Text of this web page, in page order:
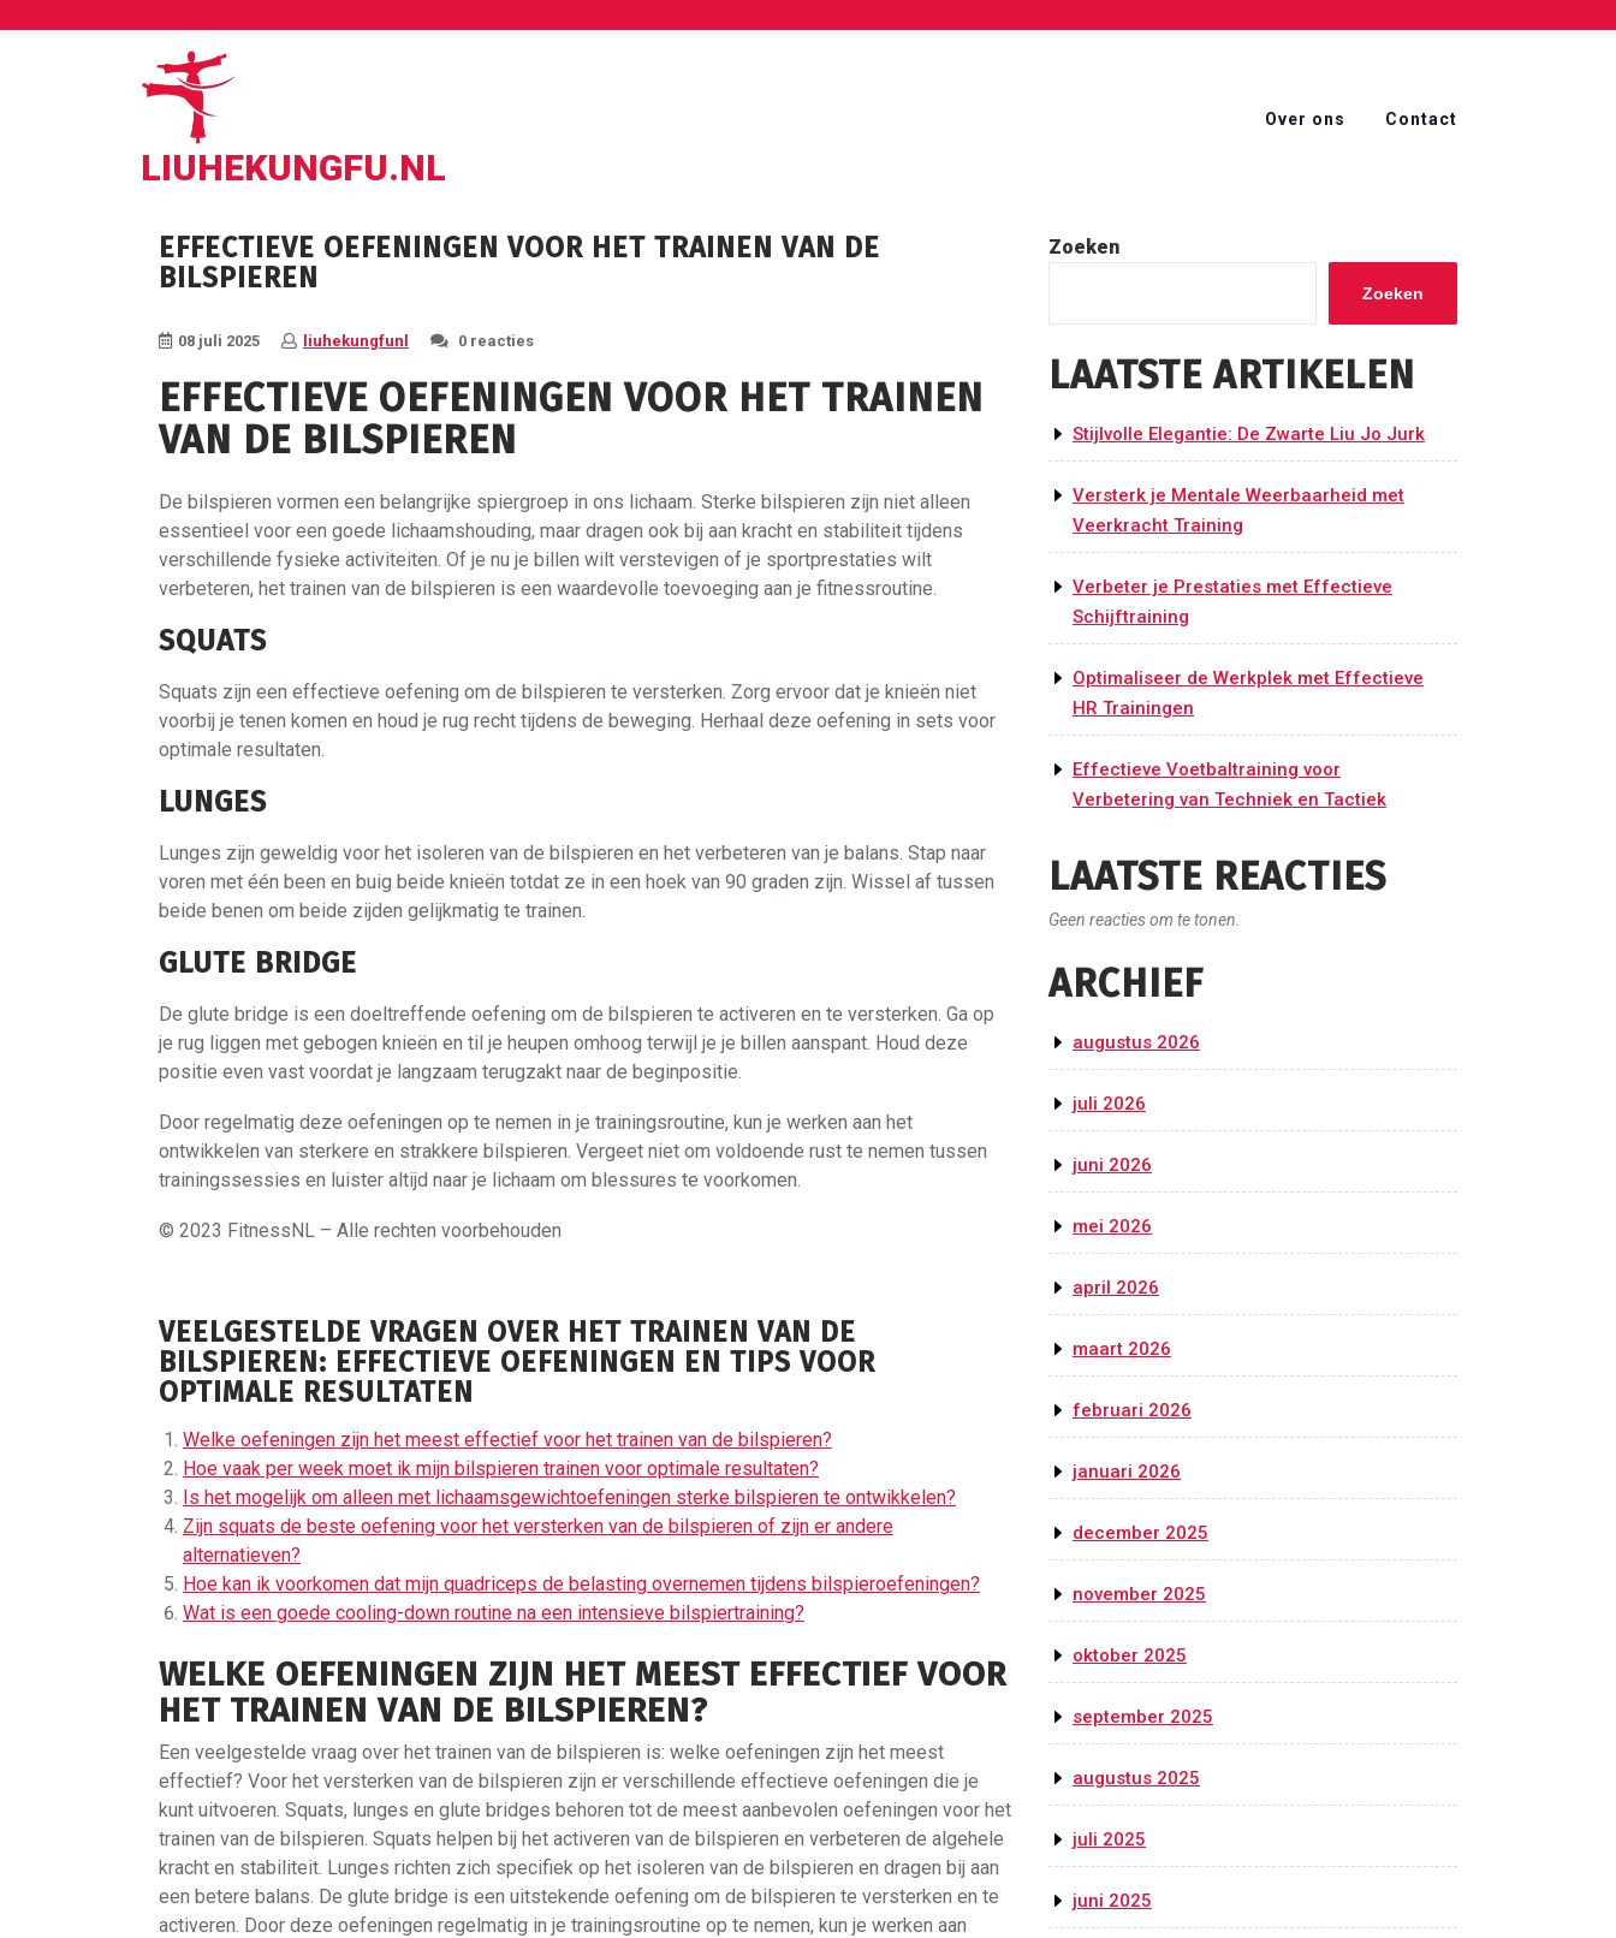
LIUHEKUNGFU.NL
Over ons Contact
EFFECTIEVE OEFENINGEN VOOR HET TRAINEN VAN DE
BILSPIEREN
08 juli 2025 liuhekungfunl 0 reacties
EFFECTIEVE OEFENINGEN VOOR HET TRAINEN
VAN DE BILSPIEREN
De bilspieren vormen een belangrijke spiergroep in ons lichaam. Sterke bilspieren zijn niet alleen
essentieel voor een goede lichaamshouding, maar dragen ook bij aan kracht en stabiliteit tijdens
verschillende fysieke activiteiten. Of je nu je billen wilt verstevigen of je sportprestaties wilt
verbeteren, het trainen van de bilspieren is een waardevolle toevoeging aan je fitnessroutine.
SQUATS
Squats zijn een effectieve oefening om de bilspieren te versterken. Zorg ervoor dat je knieën niet
voorbij je tenen komen en houd je rug recht tijdens de beweging. Herhaal deze oefening in sets voor
optimale resultaten.
LUNGES
Lunges zijn geweldig voor het isoleren van de bilspieren en het verbeteren van je balans. Stap naar
voren met één been en buig beide knieën totdat ze in een hoek van 90 graden zijn. Wissel af tussen
beide benen om beide zijden gelijkmatig te trainen.
GLUTE BRIDGE
De glute bridge is een doeltreffende oefening om de bilspieren te activeren en te versterken. Ga op
je rug liggen met gebogen knieën en til je heupen omhoog terwijl je je billen aanspant. Houd deze
positie even vast voordat je langzaam terugzakt naar de beginpositie.
Door regelmatig deze oefeningen op te nemen in je trainingsroutine, kun je werken aan het
ontwikkelen van sterkere en strakkere bilspieren. Vergeet niet om voldoende rust te nemen tussen
trainingssessies en luister altijd naar je lichaam om blessures te voorkomen.
© 2023 FitnessNL – Alle rechten voorbehouden
VEELGESTELDE VRAGEN OVER HET TRAINEN VAN DE
BILSPIEREN: EFFECTIEVE OEFENINGEN EN TIPS VOOR
OPTIMALE RESULTATEN
Welke oefeningen zijn het meest effectief voor het trainen van de bilspieren?
Hoe vaak per week moet ik mijn bilspieren trainen voor optimale resultaten?
Is het mogelijk om alleen met lichaamsgewichtoefeningen sterke bilspieren te ontwikkelen?
Zijn squats de beste oefening voor het versterken van de bilspieren of zijn er andere
alternatieven?
Hoe kan ik voorkomen dat mijn quadriceps de belasting overnemen tijdens bilspieroefeningen?
Wat is een goede cooling-down routine na een intensieve bilspiertraining?
WELKE OEFENINGEN ZIJN HET MEEST EFFECTIEF VOOR
HET TRAINEN VAN DE BILSPIEREN?
Een veelgestelde vraag over het trainen van de bilspieren is: welke oefeningen zijn het meest
effectief? Voor het versterken van de bilspieren zijn er verschillende effectieve oefeningen die je
kunt uitvoeren. Squats, lunges en glute bridges behoren tot de meest aanbevolen oefeningen voor het
trainen van de bilspieren. Squats helpen bij het activeren van de bilspieren en verbeteren de algehele
kracht en stabiliteit. Lunges richten zich specifiek op het isoleren van de bilspieren en dragen bij aan
een betere balans. De glute bridge is een uitstekende oefening om de bilspieren te versterken en te
activeren. Door deze oefeningen regelmatig in je trainingsroutine op te nemen, kun je werken aan
Zoeken
Zoeken
LAATSTE ARTIKELEN
Stijlvolle Elegantie: De Zwarte Liu Jo Jurk
Versterk je Mentale Weerbaarheid met
Veerkracht Training
Verbeter je Prestaties met Effectieve
Schijftraining
Optimaliseer de Werkplek met Effectieve
HR Trainingen
Effectieve Voetbaltraining voor
Verbetering van Techniek en Tactiek
LAATSTE REACTIES
Geen reacties om te tonen.
ARCHIEF
augustus 2026
juli 2026
juni 2026
mei 2026
april 2026
maart 2026
februari 2026
januari 2026
december 2025
november 2025
oktober 2025
september 2025
augustus 2025
juli 2025
juni 2025